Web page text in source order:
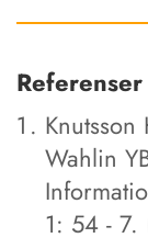
Referenser
Wahlin
1: 54 - 7.